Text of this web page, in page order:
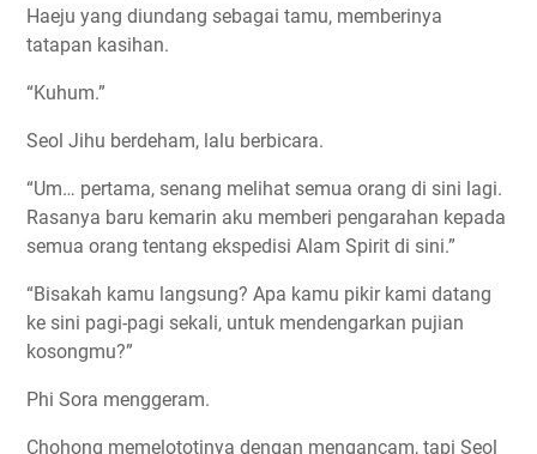
Haeju yang diundang sebagai tamu, memberinya
tatapan kasihan.
“Kuhum.”
Seol Jihu berdeham, lalu berbicara.
“Um… pertama, senang melihat semua orang di sini lagi.
Rasanya baru kemarin aku memberi pengarahan kepada
semua orang tentang ekspedisi Alam Spirit di sini.”
“Bisakah kamu langsung? Apa kamu pikir kami datang
ke sini pagi-pagi sekali, untuk mendengarkan pujian
kosongmu?”
Phi Sora menggeram.
Chohong memelototinya dengan mengancam, tapi Seol